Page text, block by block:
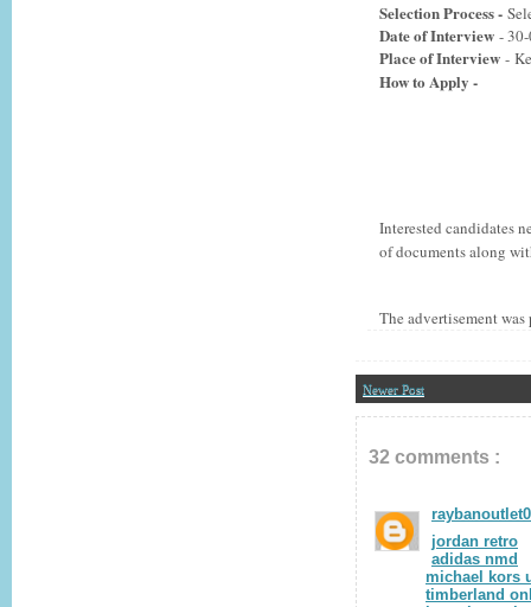
Selection Process -
Date of Interview -
Place of Interview -
How to Apply -
Interested candidates
of documents along
The advertisement
Newer Post
32 comments :
jordan retro
adidas nmd
michael kors
timberland